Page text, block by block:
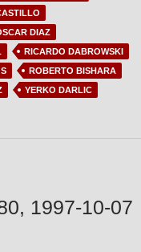
DIAZ
RICARDO DABROWSKI
ROBERTO BISHARA
YERKO DARLIC
1997-10-07